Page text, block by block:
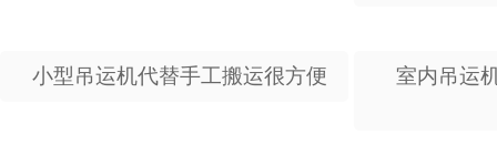
小型吊运机代替手工搬运很方便 室内吊运